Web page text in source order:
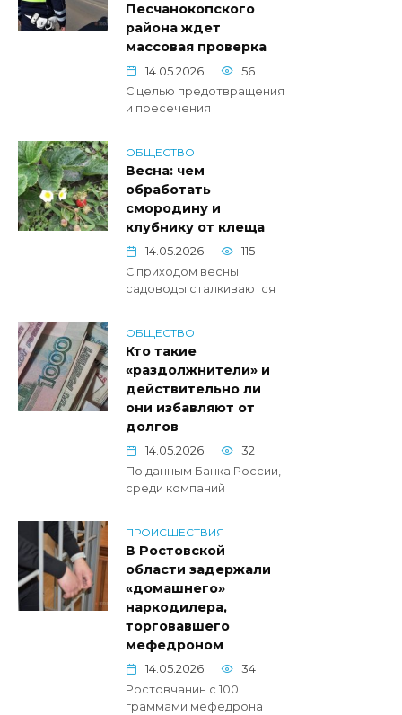
Песчанокопского
района ждет
массовая проверка
14.05.2026
56
С целью предотвращения
и пресечения
ОБЩЕСТВО
Весна: чем
обработать
смородину и
клубнику от клеща
14.05.2026
115
С приходом весны
садоводы сталкиваются
ОБЩЕСТВО
Кто такие
«раздолжнители» и
действительно ли
они избавляют от
долгов
14.05.2026
32
По данным Банка России,
среди компаний
ПРОИСШЕСТВИЯ
В Ростовской
области задержали
«домашнего»
наркодилера,
торговавшего
мефедроном
14.05.2026
34
Ростовчанин с 100
граммами мефедрона